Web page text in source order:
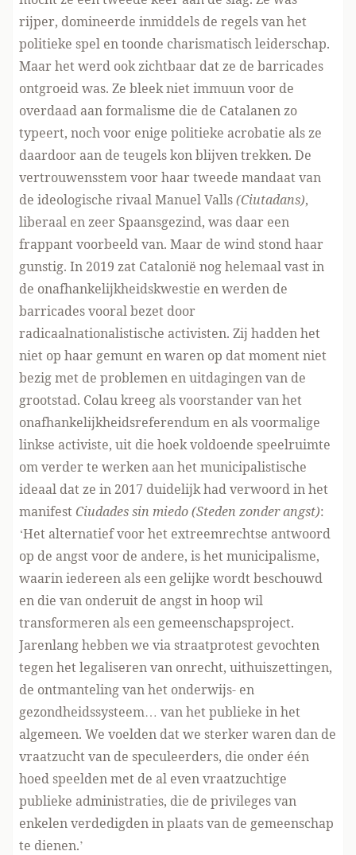
rijper, domineerde inmiddels de regels van het
politieke spel en toonde charismatisch leiderschap.
Maar het werd ook zichtbaar dat ze de barricades
ontgroeid was. Ze bleek niet immuun voor de
overdaad aan formalisme die de Catalanen zo
typeert, noch voor enige politieke acrobatie als ze
daardoor aan de teugels kon blijven trekken. De
vertrouwensstem voor haar tweede mandaat van
de ideologische rivaal Manuel Valls(Ciutadans),
liberaal en zeer Spaansgezind, was daar een
frappant voorbeeld van. Maar de wind stond haar
gunstig. In 2019 zat Catalonië nog helemaal vast in
de onafhankelijkheidskwestie en werden de
barricades vooral bezet door
radicaalnationalistische activisten. Zij hadden het
niet op haar gemunt en waren op dat moment niet
bezig met de problemen en uitdagingen van de
grootstad. Colau kreeg als voorstander van het
onafhankelijkheidsreferendum en als voormalige
linkse activiste, uit die hoek voldoende speelruimte
om verder te werken aan het municipalistische
ideaal dat ze in 2017 duidelijk had verwoord in het
manifest Ciudades sin miedo (Steden zonder angst):
‘Het alternatief voor het extreemrechtse antwoord
op de angst voor de andere, is het municipalisme,
waarin iedereen als een gelijke wordt beschouwd
en die van onderuit de angst in hoop wil
transformeren als een gemeenschapsproject.
Jarenlang hebben we via straatprotest gevochten
tegen het legaliseren van onrecht, uithuiszettingen,
de ontmanteling van het onderwijs- en
gezondheidssysteem… van het publieke in het
algemeen. We voelden dat we sterker waren dan de
vraatzucht van de speculeerders, die onder één
hoed speelden met de al even vraatzuchtige
publieke administraties, die de privileges van
enkelen verdedigden in plaats van de gemeenschap
te dienen.’